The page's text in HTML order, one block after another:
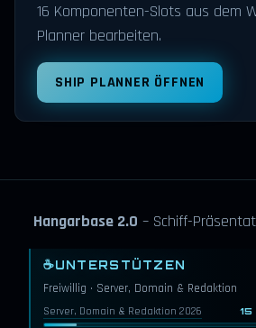
16 Komponenten-Slots aus dem
Planner bearbeiten.
SHIP PLANNER ÖFFNEN
Hangarbase 2.0 – Schiff-
☕UNTERSTÜTZEN
Freiwillig · Server, Domain & Redaktion
Server, Domain & Redaktion 2026 15